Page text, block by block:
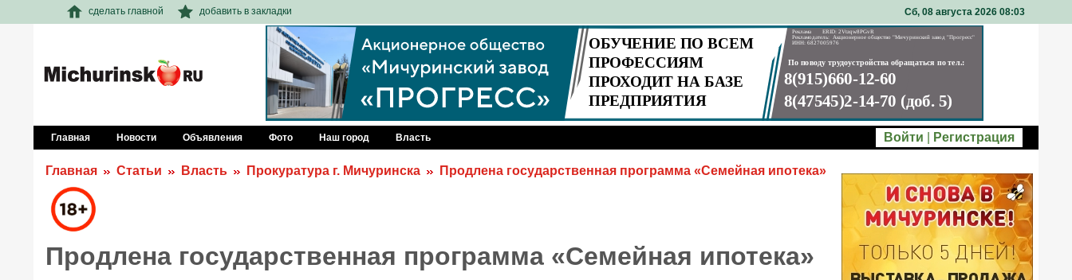
сделать главной добавить в закладки Сб, 08 августа 2026 08:03
Главная Новости Объявления Фото Наш город Власть Войти Регистрация
Главная Статьи Власть Прокуратура г. Мичуринска Продлена государственная программа «Семейная ипотека»
Продлена государственная программа «Семейная ипотека»